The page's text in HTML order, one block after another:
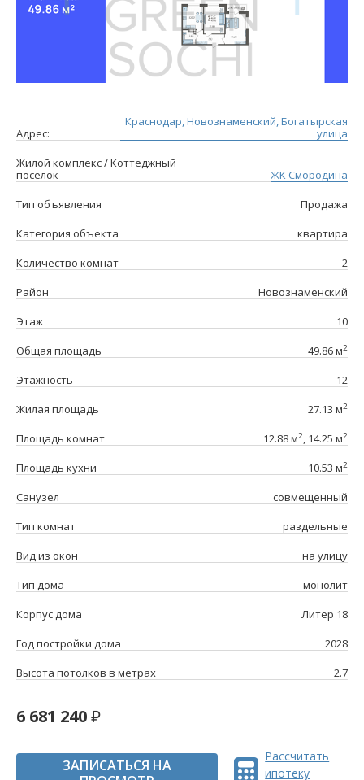
Адрес:
Краснодар, Новознаменский, Богатырская
улица
Жилой комплекс / Коттеджный
посёлок
ЖК Смородина
Тип объявления
Продажа
Категория объекта
квартира
Количество комнат
2
Район
Новознаменский
Этаж
10
Общая площадь
49.86 м2
Этажность
12
Жилая площадь
27.13 м2
Площадь комнат 12.88 м2, 14.25 м2
Площадь кухни 10.53 м2
Санузел
совмещенный
Тип комнат
раздельные
Вид из окон
на улицу
Тип дома
монолит
Корпус дома
Литер 18
Год постройки дома
2028
Высота потолков в метрах
2.7
6 681 240
ЗАПИСАТЬСЯ НА
Рассчитать
ипотеку